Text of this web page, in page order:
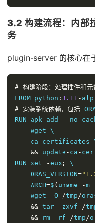
3.2 构建流程：内部
务
plugin-server 的核心在
# 构建阶段：处理插件和元
FROM python : 3.11 -
# 安装系统依赖，包括
RUN apk add
-- no -
wget \
ca - certificates
&& update - ca -
RUN set
-eux ;
\
ORAS_VERSION=
ARCH=$ ( uname -m
wget
-O /tmp/
&& tar - zxvf /
&& rm - rf /tmp/